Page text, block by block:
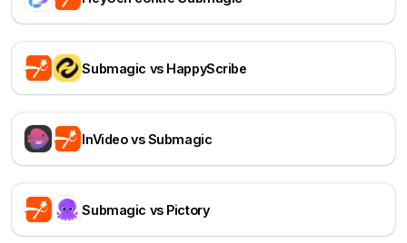
Submagic vs HappyScribe
InVideo vs Submagic
Submagic vs Pictory